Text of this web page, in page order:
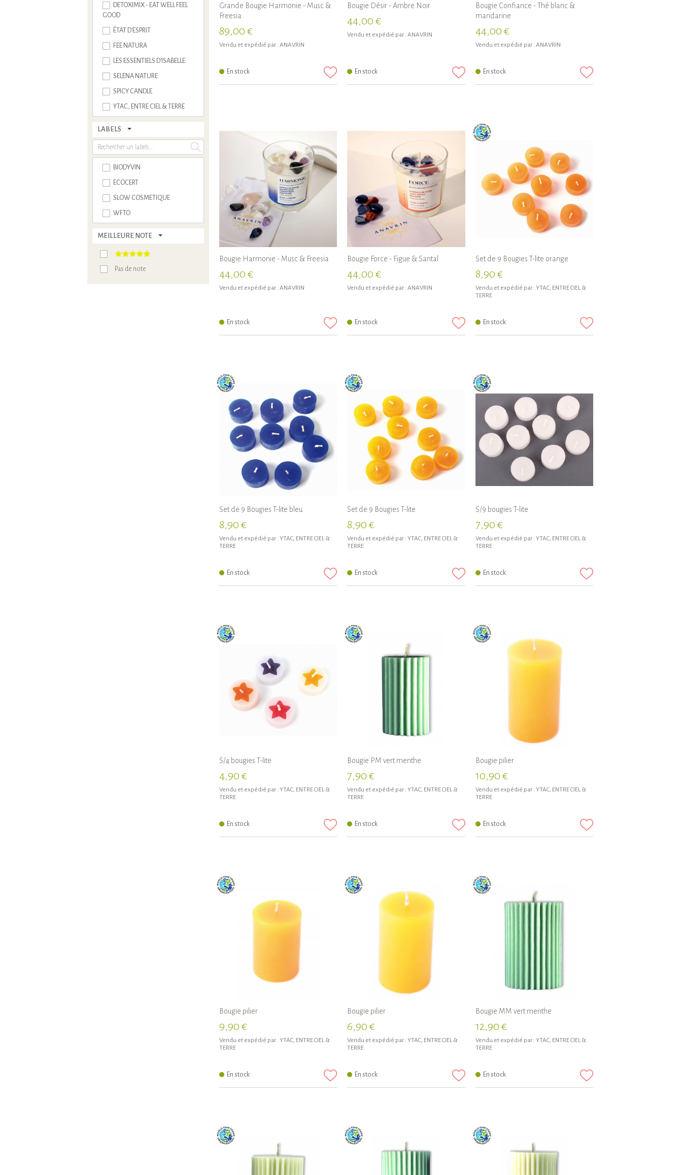
DETOXIMIX - EAT WELL FEEL
GOOD
ÉTAT D'ESPRIT
FEE NATURA
LES ESSENTIELS D'ISABELLE
SELENA NATURE
SPICY CANDLE
YTAC, ENTRE CIEL & TERRE
LABELS
BIODYVIN
ECOCERT
SLOW COSMETIQUE
WFTO
MEILLEURE NOTE
Pas de note
Grande Bougie Harmonie - Musc &
Freesia
89,00 €
Vendu et expédié par : ANAVRIN
En stock
Bougie Désir - Ambre Noir
44,00 €
Vendu et expédié par : ANAVRIN
En stock
Bougie Confiance - Thé blanc &
mandarine
44,00 €
Vendu et expédié par : ANAVRIN
En stock
Bougie Harmonie - Musc & Freesia
44,00 €
Vendu et expédié par : ANAVRIN
En stock
Bougie Force - Figue & Santal
44,00 €
Vendu et expédié par : ANAVRIN
En stock
Set de 9 Bougies T-lite orange
8,90 €
Vendu et expédié par : YTAC, ENTRE CIEL &
TERRE
En stock
Set de 9 Bougies T-lite bleu
8,90 €
Vendu et expédié par : YTAC, ENTRE CIEL &
TERRE
En stock
Set de 9 Bougies T-lite
8,90 €
Vendu et expédié par : YTAC, ENTRE CIEL &
TERRE
En stock
S/9 bougies T-lite
7,90 €
Vendu et expédié par : YTAC, ENTRE CIEL &
TERRE
En stock
S/4 bougies T-lite
4,90 €
Vendu et expédié par : YTAC, ENTRE CIEL &
TERRE
En stock
Bougie PM vert menthe
7,90 €
Vendu et expédié par : YTAC, ENTRE CIEL &
TERRE
En stock
Bougie pilier
10,90 €
Vendu et expédié par : YTAC, ENTRE CIEL &
TERRE
En stock
Bougie pilier
9,90 €
Vendu et expédié par : YTAC, ENTRE CIEL &
TERRE
En stock
Bougie pilier
6,90 €
Vendu et expédié par : YTAC, ENTRE CIEL &
TERRE
En stock
Bougie MM vert menthe
12,90 €
Vendu et expédié par : YTAC, ENTRE CIEL &
TERRE
En stock